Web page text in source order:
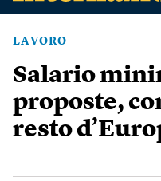
LAVORO
Salario
proposte,
resto